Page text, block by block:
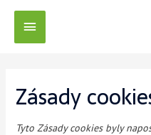
Zásady
Tyto Zásady cookies byly